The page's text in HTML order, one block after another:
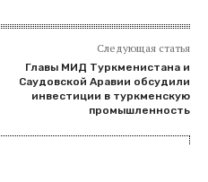
Следующая статья
Главы МИД Туркменистана и
Саудовской Аравии обсудили
инвестиции в туркменскую
промышленность